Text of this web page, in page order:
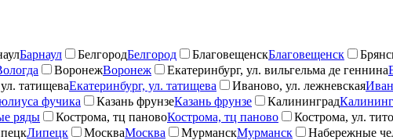
Барнаул БелгородБелгород БлаговещенскБлаговещенск
ВоронежВоронеж Екатеринбург, ул. вильгельма де геннина
татищеваЕкатеринбург, ул. татищева Иваново, ул. лежневская
фучика Казань фрунзеКазань фрунзе Калининград
ряды Кострома, тц пановоКострома, тц паново Кострома, ул.
Липецк МоскваМосква МурманскМурманск Набережные